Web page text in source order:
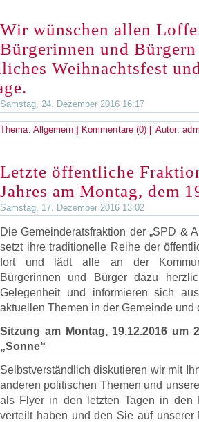
Wir wünschen allen
Bürgerinnen und
Weihnachtsfest
Samstag, 24. Dezember 2016 16:17
Thema: Allgemein Kommentare (0) Autor:
Letzte öffentliche
Jahres am Montag, dem
Samstag, 17. Dezember 2016 13:02
Die Gemeinderatsfraktion der „SPD &
setzt ihre traditionelle Reihe der
fort und lädt alle an der
Bürgerinnen und Bürger dazu
Gelegenheit und informieren sich
aktuellen Themen in der Gemeinde und
Sitzung am Montag, 19.12.2016 um
„Sonne“
Selbstverständlich diskutieren wir mit
anderen politischen Themen und
als Flyer in den letzten Tagen in den
verteilt haben und den Sie auf unserer